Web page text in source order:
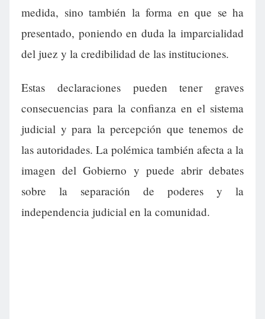
medida, sino también la forma en que se ha
presentado, poniendo en duda la imparcialidad
del juez y la credibilidad de las instituciones.
Estas declaraciones pueden tener graves
consecuencias para la confianza en el sistema
judicial y para la percepción que tenemos de
las autoridades. La polémica también afecta a la
imagen del Gobierno y puede abrir debates
sobre la separación de poderes y la
independencia judicial en la comunidad.